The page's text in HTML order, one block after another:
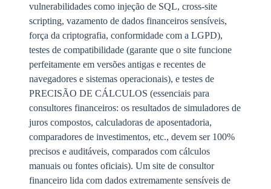
vulnerabilidades como injeção de SQL, cross-site
scripting, vazamento de dados financeiros sensíveis,
força da criptografia, conformidade com a LGPD),
testes de compatibilidade (garante que o site funcione
perfeitamente em versões antigas e recentes de
navegadores e sistemas operacionais), e testes de
PRECISÃO DE CÁLCULOS (essenciais para
consultores financeiros: os resultados de simuladores de
juros compostos, calculadoras de aposentadoria,
comparadores de investimentos, etc., devem ser 100%
precisos e auditáveis, comparados com cálculos
manuais ou fontes oficiais). Um site de consultor
financeiro lida com dados extremamente sensíveis de